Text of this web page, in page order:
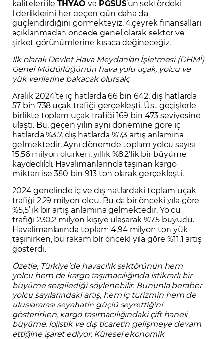
kaliteleri ileTHYAO ve PGSUS’un sektördeki
liderliklerini her geçen gün daha da
güçlendirdiğini görmekteyiz. 4.çeyrek finansalları
açıklanmadan öncede genel olarak sektör ve
şirket görünümlerine kısaca değineceğiz.
İlk olarak Devlet Hava Meydanları İşletmesi (DHMİ)
Genel Müdürlüğünün hava yolu uçak, yolcu ve
yük verilerine bakacak olursak;
Aralık 2024’te iç hatlarda 66 bin 642, dış hatlarda
57 bin 738 uçak trafiği gerçekleşti. Üst geçişlerle
birlikte toplam uçak trafiği 169 bin 473 seviyesine
ulaştı. Bu, geçen yılın aynı dönemine göre iç
hatlarda %3,7, dış hatlarda %7,3 artış anlamına
gelmektedir. Aynı dönemde toplam yolcu sayısı
15,56 milyon olurken, yıllık %8,2’lik bir büyüme
kaydedildi. Havalimanlarında taşınan kargo
miktarı ise 380 bin 913 ton olarak gerçekleşti.
2024 genelinde iç ve dış hatlardaki toplam uçak
trafiği 2,29 milyon oldu. Bu da bir önceki yıla göre
%5,5’lik bir artış anlamına gelmektedir. Yolcu
trafiği 230,2 milyon kişiye ulaşarak %7,5 büyüdü.
Havalimanlarında toplam 4,94 milyon ton yük
taşınırken, bu rakam bir önceki yıla göre %11,1 artış
gösterdi.
Özetle, Türkiye’de havacılık sektörünün hem
yolcu hem de kargo taşımacılığında istikrarlı bir
büyüme sergilediği söylenebilir. Bununla beraber
yolcu sayılarındaki artış, hem iç turizmin hem de
uluslararası seyahatin güçlü seyrettiğini
gösterirken, kargo taşımacılığındaki çift haneli
büyüme, lojistik ve dış ticaretin gelişmeye devam
ettiğine işaret ediyor. Küresel ekonomik